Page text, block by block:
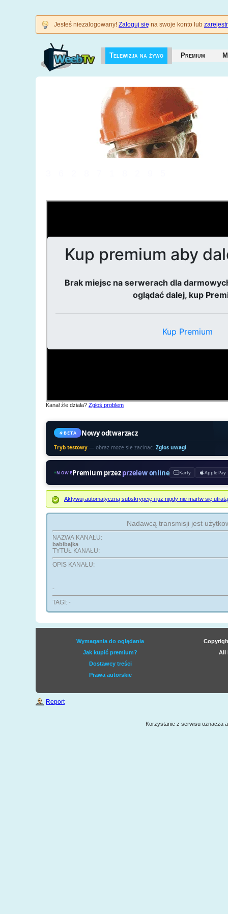
Jesteś niezalogowany! Zaloguj się na swoje konto lub
Telewizja na żywo Premium
Kanał źle działa? Zgłoś problem
BETA Nowy odtwarzacz
Tryb testowy — obraz moze sie zacinac. Zglos uwagi
NOWEPremium przezprzelew online Karty Apple Pay
Aktywuj automatyczną subskrypcję i już nigdy nie martw się
Nadawcą transmisji jest
NAZWA KANAŁU:
babibajka
TYTUŁ KANAŁU:
OPIS KANAŁU:
-
TAGI: -
Wymagania do oglądania
Jak kupić premium?
Dostawcy treści
Prawa autorskie
All
Report
Korzystanie z serwisu oznacza